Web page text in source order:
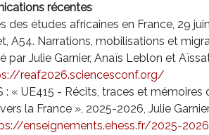
récentes
des études africaines en France, 29
A54. Narrations, mobilisations et
par Julie Garnier, Anaïs Leblon et
reaf2026.sciencesconf.org/
: « UE415 - Récits, traces et
la France », 2025-2026, Julie
enseignements.ehess.fr/2025-